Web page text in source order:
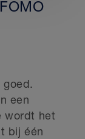
goed.
een
wordt het
bij één